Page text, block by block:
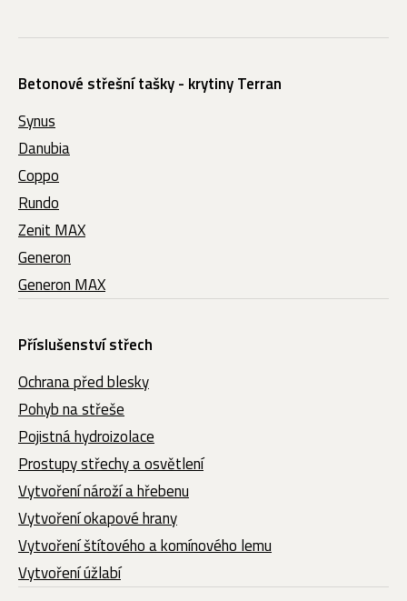
Betonové střešní tašky - krytiny Terran
Synus
Danubia
Coppo
Rundo
Zenit MAX
Generon
Generon MAX
Příslušenství střech
Ochrana před blesky
Pohyb na střeše
Pojistná hydroizolace
Prostupy střechy a osvětlení
Vytvoření nároží a hřebenu
Vytvoření okapové hrany
Vytvoření štítového a komínového lemu
Vytvoření úžlabí